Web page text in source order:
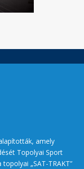
amely
Topolyai Sport
„SAT-TRAKT”